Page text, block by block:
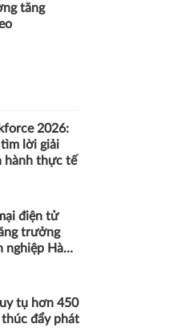
tăng
2026:
tìm lời giải
hành thực tế
điện tử
trưởng
nghiệp Hà
tụ hơn 450
đẩy phát